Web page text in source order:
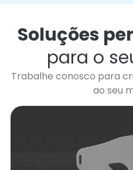
Soluções
para o
Trabalhe conosco para
ao seu